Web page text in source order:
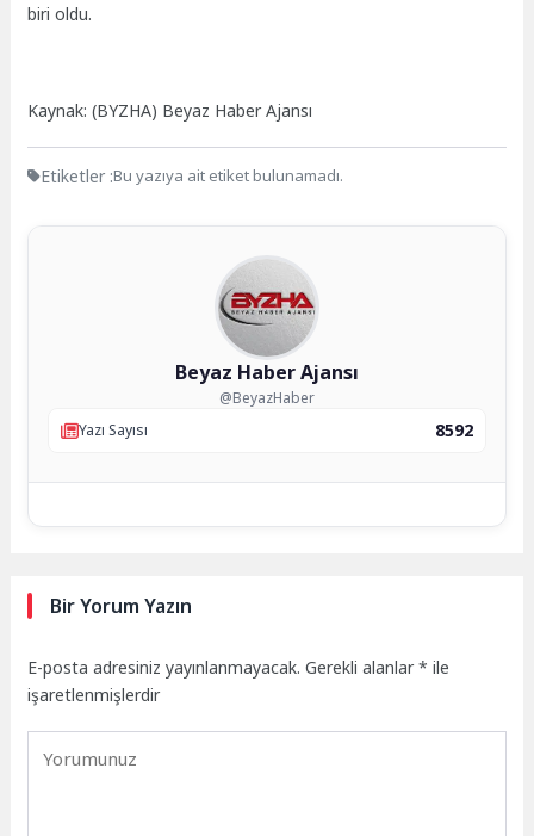
biri oldu.
Kaynak: (BYZHA) Beyaz Haber Ajansı
Etiketler :Bu yazıya ait etiket bulunamadı.
Beyaz Haber Ajansı
@BeyazHaber
Yazı Sayısı
8592
Bir Yorum Yazın
E-posta adresiniz yayınlanmayacak. Gerekli alanlar* ile
işaretlenmişlerdir